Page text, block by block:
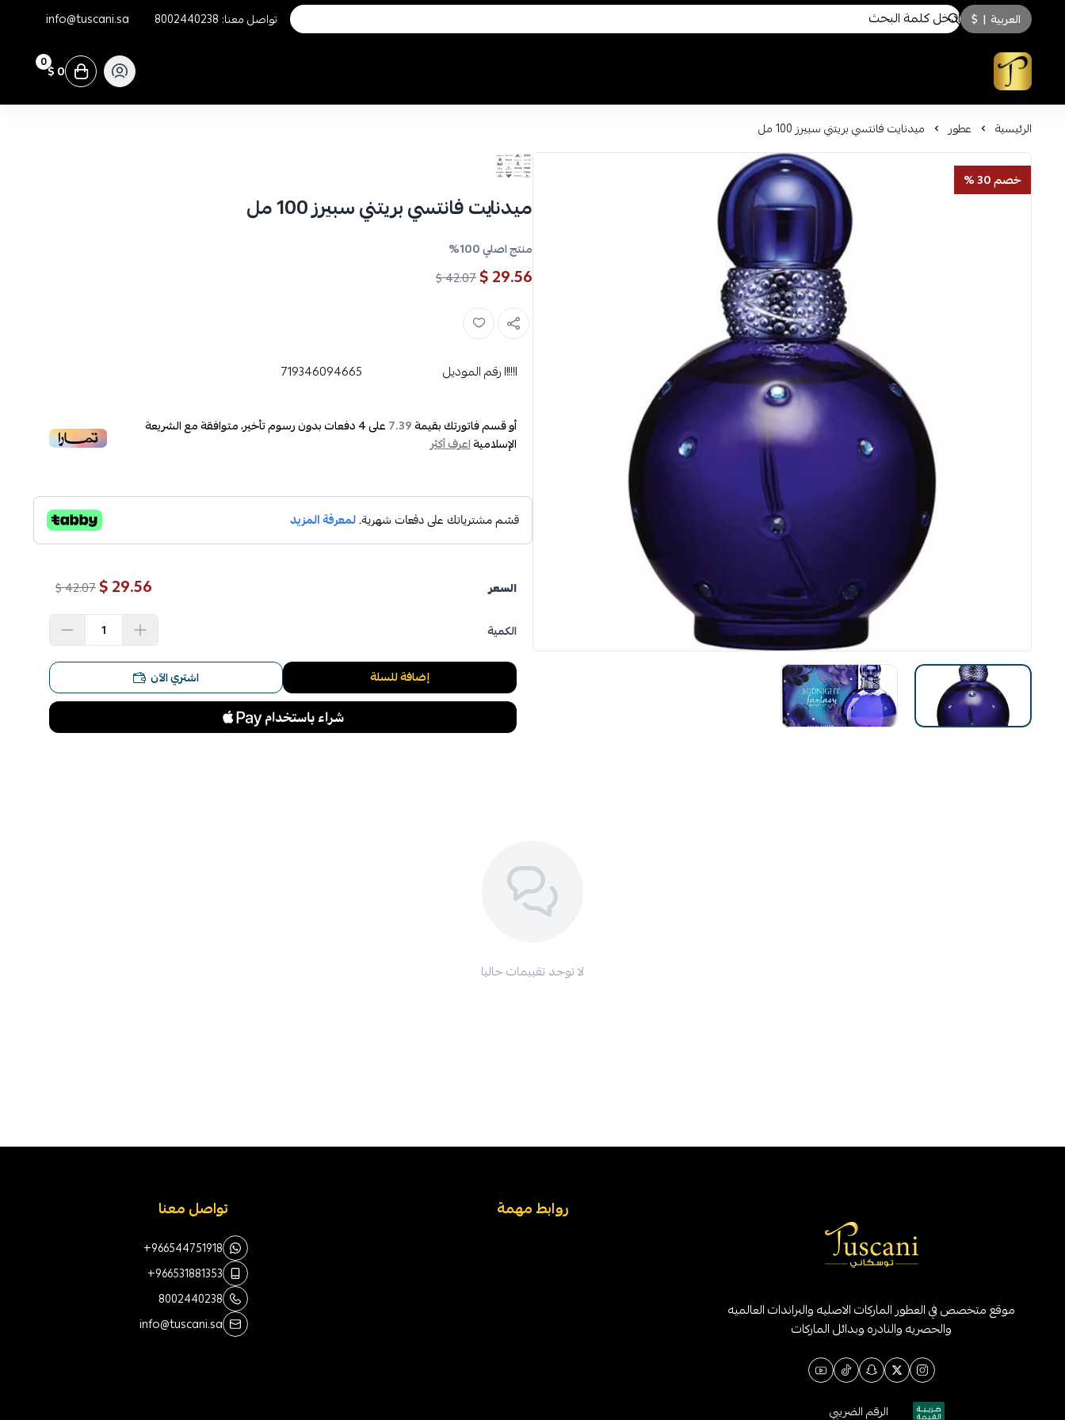
العربية |
$ تواصل معنا: 8002440238
info@tuscani.sa
توسكاني للعطور
0 0 $
الرئيسية عطور ميدنايت فانتسي بريتني سبيرز 100 مل
خصم 30 %
ميدنايت فانتسي بريتني سبيرز 100 مل
منتج اصلي 100%
29.56 $
42.07 $
رقم الموديل 719346094665
أو قسم فاتورتك بقيمة7.39 على4دفعات بدون رسوم تأخير، متوافقة مع الشريعة
الإسلاميةاعرف أكثر
السعر 29.56 $
42.07 $
الكمية
إضافة للسلة اشتري الآن
لا توجد تقييمات حاليا
موقع متخصص في العطور الماركات الاصليه والبراندات العالميه
والحصريه والنادره وبدائل الماركات
الرقم الضريبي
روابط مهمة تواصل معنا
+966544751918
+966531881353
8002440238
info@tuscani.sa